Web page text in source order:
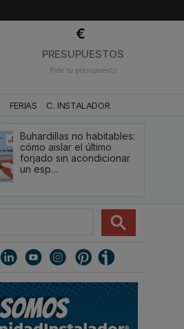
PRESUPUESTOS
Pide tu presupuesto
FERIAS C. INSTALADOR
Buhardillas no habitables:
cómo aislar el último
forjado sin acondicionar
un esp…